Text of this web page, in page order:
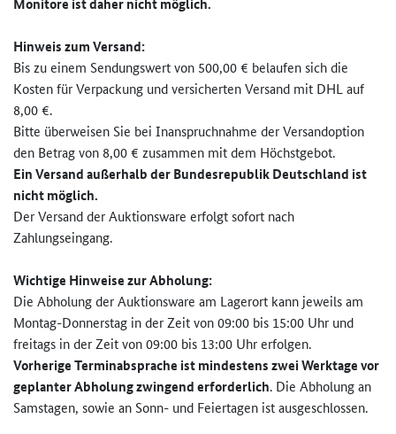
Hinweis zum Versand:
Bis zu einem Sendungswert von 500,00 € belaufen sich die
Kosten für Verpackung und versicherten Versand mit DHL auf
8,00 €.
Bitte überweisen Sie bei Inanspruchnahme der Versandoption
den Betrag von 8,00 € zusammen mit dem Höchstgebot.
Ein Versand außerhalb der Bundesrepublik Deutschland ist
nicht möglich.
Der Versand der Auktionsware erfolgt sofort nach
Zahlungseingang.
Wichtige Hinweise zurAbholung:
Die Abholung der Auktionsware am Lagerort kann jeweils am
Montag-Donnerstag in der Zeit von 09:00 bis 15:00 Uhr und
freitags in der Zeit von 09:00 bis 13:00 Uhr erfolgen.
Vorherige Terminabsprache ist mindestens zwei Werktage vor
geplanter Abholung zwingend erforderlich. Die Abholung an
Samstagen, sowie an Sonn- und Feiertagen ist ausgeschlossen.